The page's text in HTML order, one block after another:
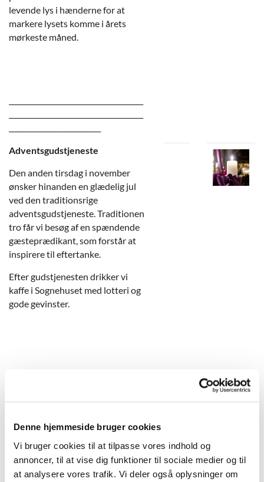
Denne hjemmeside bruger cookies
Vi bruger cookies til at tilpasse vores indhold og
annoncer, til at vise dig funktioner til sociale medier og til
at analysere vores trafik. Vi deler også oplysninger om
levende lys i hænderne for at
markere lysets komme i årets
mørkeste måned.
Adventsgudstjeneste
Den anden tirsdag i november
ønsker hinanden en glædelig jul
ved den traditionsrige
adventsgudstjeneste. Traditionen
tro får vi besøg af en spændende
gæsteprædikant, som forstår at
inspirere til eftertanke.
Efter gudstjenesten drikker vi
kaffe i Sognehuset med lotteri og
gode gevinster.
familien
Denne søndag står i
taknemmelighedens tegn;